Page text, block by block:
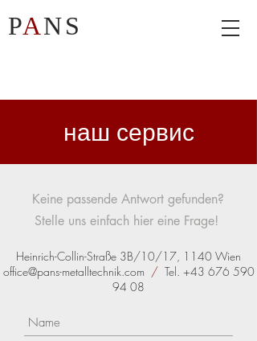
PANS
наш сервис
Keine passende Antwort gefunden?
Stelle uns einfach hier eine Frage!
Heinrich-Collin-Straße 3B/10/17, 1140 Wien
office@pans-metalltechnik.com /Tel. +43 676 590
94 08